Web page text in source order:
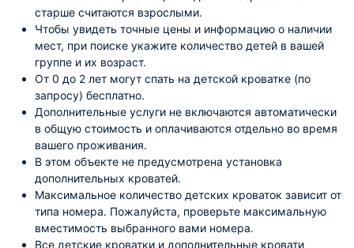
старше считаются взрослыми.
Чтобы увидеть точные цены и информацию о наличии
мест, при поиске укажите количество детей в вашей
группе и их возраст.
От 0 до 2 лет могут спать на детской кроватке (по
запросу) бесплатно.
Дополнительные услуги не включаются автоматически
в общую стоимость и оплачиваются отдельно во время
вашего проживания.
В этом объекте не предусмотрена установка
дополнительных кроватей.
Максимальное количество детских кроваток зависит от
типа номера. Пожалуйста, проверьте максимальную
вместимость выбранного вами номера.
Все детские кроватки и дополнительные кровати